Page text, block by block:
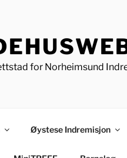
for Norheimsund
Øystese Indremisjon